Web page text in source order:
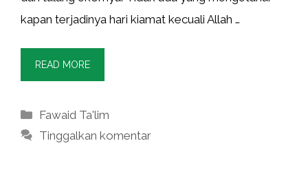
kapan terjadinya hari kiamat kecuali Allah …
READ MORE
Kategori
Fawaid Ta'lim
Tinggalkan komentar